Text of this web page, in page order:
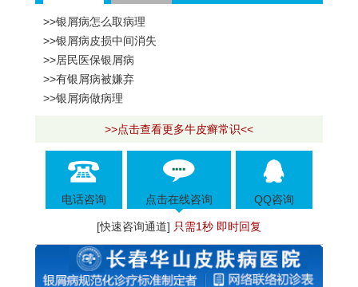
>>银屑病怎么取病理
>>银屑病皮损中间消失
>>居民医保银屑病
>>有银屑病被嫌弃
>>银屑病做病理
>>点击查看更多牛皮癣常识<<
电话咨询 点击在线咨询 QQ咨询
[快速咨询通道] 只需1秒 即时回复